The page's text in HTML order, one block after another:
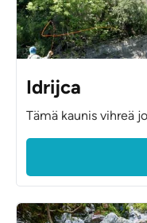
Idrijca
Tämä kaunis vihreä